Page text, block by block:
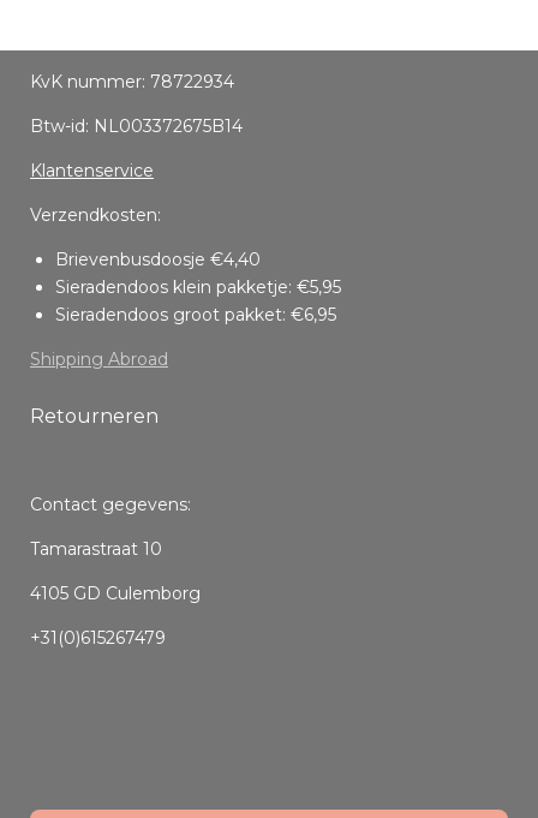
KvK nummer: 78722934
Btw-id: NL003372675B14
Klantenservice
Verzendkosten:
Brievenbusdoosje €4,40
Sieradendoos klein pakketje: €5,95
Sieradendoos groot pakket: €6,95
Shipping Abroad
Retourneren
Contact gegevens:
Tamarastraat 10
4105 GD Culemborg
+31(0)615267479